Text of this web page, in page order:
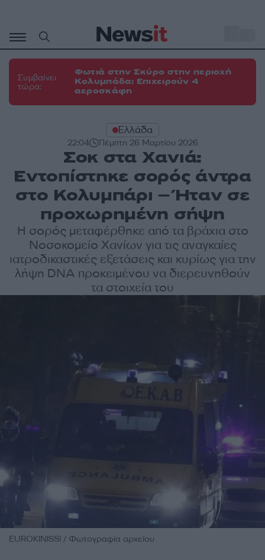
περιεχόμενο
Συμβαίνει
τώρα:
Φωτιά στην Σκύρο στην περιοχή
Κολυμπάδα: Επιχειρούν 4
αεροσκάφη
Ελλάδα
22:04 Πέμπτη 26 Μαρτίου 2026
Σοκ στα Χανιά:
Εντοπίστηκε σορός άντρα
στο Κολυμπάρι – Ήταν σε
προχωρημένη σήψη
Η σορός μεταφέρθηκε από τα βράχια στο
Νοσοκομείο Χανίων για τις αναγκαίες
ιατροδικαστικές εξετάσεις και κυρίως για την
λήψη DNA προκειμένου να διερευνηθούν
τα στοιχεία του
EUROKINISSI / Φωτογραφία αρχείου